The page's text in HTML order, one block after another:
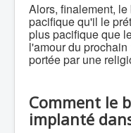
Alors, finalement,
pacifique qu'il le
plus pacifique que
l'amour du
portée par une
Comment le
implanté